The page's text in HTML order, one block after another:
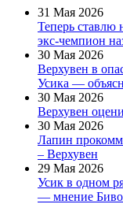
31 Мая 2026
Теперь ставлю
экс-чемпион
30 Мая 2026
Верхувен в
Усика —
30 Мая 2026
Верхувен
30 Мая 2026
Лапин
– Верхувен
29 Мая 2026
Усик в одном
— мнение